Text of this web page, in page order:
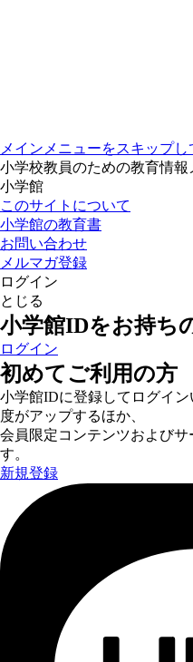
メインメニューをスキップ
小学校教員のための教育情
小学館
このサイトについて
小学館の教育書
お問い合わせ
メルマガ登録
ログイン
とじる
小学館IDをお持ち
ログイン
初めてご利用の方
小学館IDに登録してログイ
度がアップするほか、
会員限定コンテンツおよび
す。
新規登録